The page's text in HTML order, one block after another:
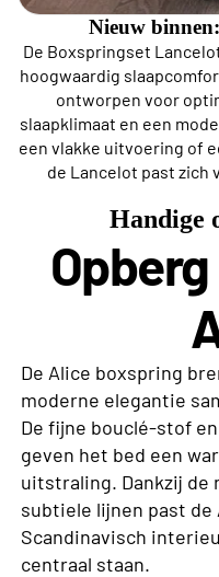
Nieuw
De Boxspringset
hoogwaardig
ontworpen voor
slaapklimaat en een
een vlakke uitvoering of
de Lancelot past zich
Handige
De Alice boxspring
moderne elegantie
De fijne bouclé-stof
geven het bed een
uitstraling. Dankzij de
subtiele lijnen past
Scandinavisch
centraal staan.